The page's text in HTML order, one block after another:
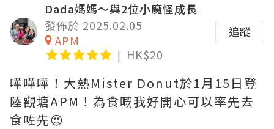
Dada媽媽～與2位小魔怪成長
發佈於 2025.02.05
APM
HK$20
追蹤
嘩嘩嘩！大熱Mister Donut於1月15日登
陸觀塘APM！為食嘅我好開心可以率先去
食咗先😍